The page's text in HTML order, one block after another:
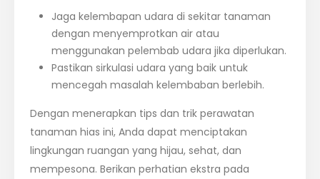
Jaga kelembapan udara di sekitar tanaman
dengan menyemprotkan air atau
menggunakan pelembab udara jika diperlukan.
Pastikan sirkulasi udara yang baik untuk
mencegah masalah kelembaban berlebih.
Dengan menerapkan tips dan trik perawatan
tanaman hias ini, Anda dapat menciptakan
lingkungan ruangan yang hijau, sehat, dan
mempesona. Berikan perhatian ekstra pada